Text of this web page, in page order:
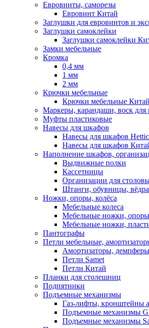
Евровинты, саморезы
Евровинт Китай
Заглушки для евровинтов и
Заглушки самоклейки
Заглушки самоклейки
Замки мебельные
Кромка
0,4 мм
1 мм
2 мм
Крючки мебельные
Крючки мебельные Китай
Маркеры, карандаши, воск для
Муфты пластиковые
Навесы для шкафов
Навесы для шкафов
Навесы для шкафов
Наполнение шкафов,
Выдвижные полки
Кассетницы
Организации для
Штанги, обувницы, вёдра
Ножки, опоры, колёса
Мебельные колеса
Мебельные ножки,
Мебельные ножки,
Пантографы
Петли мебельные,
Амортизаторы, демпферы
Петли Samet
Петли Китай
Планки для столешниц
Подпятники
Подъемные механизмы
Газ-лифты, кронштейны
Подъемные механизмы
Подъемные механизмы